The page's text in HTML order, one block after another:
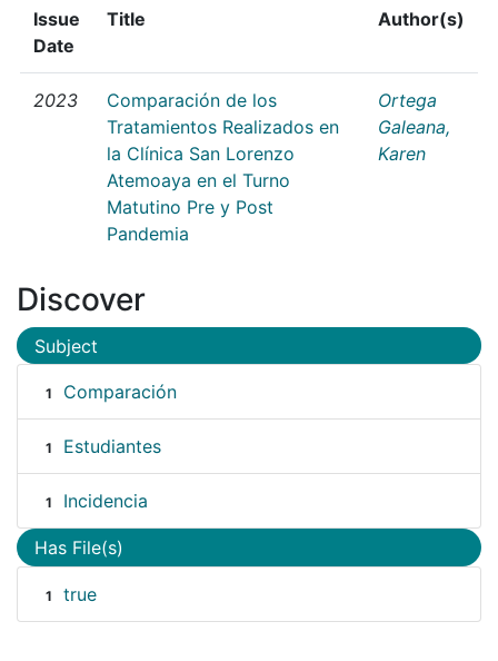
Issue
Date
Title Author(s)
2023
Comparación de los
Tratamientos Realizados en
la Clínica San Lorenzo
Atemoaya en el Turno
Matutino Pre y Post
Pandemia
Ortega
Galeana,
Karen
Discover
Subject
1 Comparación
1 Estudiantes
1 Incidencia
Has File(s)
1 true